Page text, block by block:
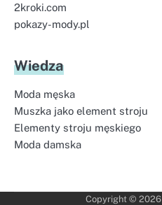
2kroki.com
pokazy-mody.pl
Wiedza
Moda męska
Muszka jako element stroju
Elementy stroju męskiego
Moda damska
Copyright © 2026